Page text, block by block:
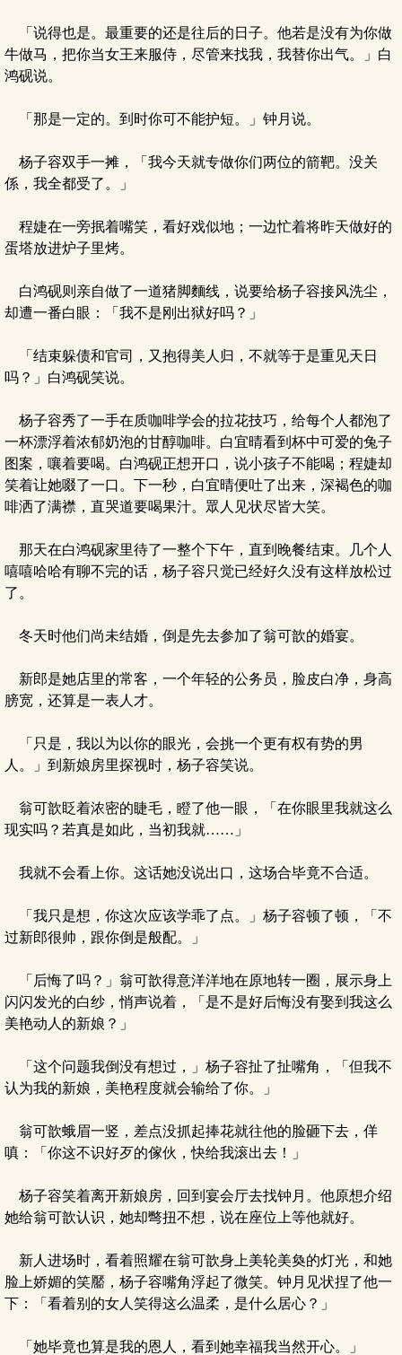
「说得也是。最重要的还是往后的日子。他若是没有为你做
牛做马，把你当女王来服侍，尽管来找我，我替你出气。」白
鸿砚说。
「那是一定的。到时你可不能护短。」钟月说。
杨子容双手一摊，「我今天就专做你们两位的箭靶。没关
係，我全都受了。」
程婕在一旁抿着嘴笑，看好戏似地；一边忙着将昨天做好的
蛋塔放进炉子里烤。
白鸿砚则亲自做了一道猪脚麵线，说要给杨子容接风洗尘，
却遭一番白眼：「我不是刚出狱好吗？」
「结束躲债和官司，又抱得美人归，不就等于是重见天日
吗？」白鸿砚笑说。
杨子容秀了一手在质咖啡学会的拉花技巧，给每个人都泡了
一杯漂浮着浓郁奶泡的甘醇咖啡。白宜晴看到杯中可爱的兔子
图案，嚷着要喝。白鸿砚正想开口，说小孩子不能喝；程婕却
笑着让她啜了一口。下一秒，白宜晴便吐了出来，深褐色的咖
啡洒了满襟，直哭道要喝果汁。眾人见状尽皆大笑。
那天在白鸿砚家里待了一整个下午，直到晚餐结束。几个人
嘻嘻哈哈有聊不完的话，杨子容只觉已经好久没有这样放松过
了。
冬天时他们尚未结婚，倒是先去参加了翁可歆的婚宴。
新郎是她店里的常客，一个年轻的公务员，脸皮白净，身高
膀宽，还算是一表人才。
「只是，我以为以你的眼光，会挑一个更有权有势的男
人。」到新娘房里探视时，杨子容笑说。
翁可歆眨着浓密的睫毛，瞪了他一眼，「在你眼里我就这么
现实吗？若真是如此，当初我就……」
我就不会看上你。这话她没说出口，这场合毕竟不合适。
「我只是想，你这次应该学乖了点。」杨子容顿了顿，「不
过新郎很帅，跟你倒是般配。」
「后悔了吗？」翁可歆得意洋洋地在原地转一圈，展示身上
闪闪发光的白纱，悄声说着，「是不是好后悔没有娶到我这么
美艳动人的新娘？」
「这个问题我倒没有想过，」杨子容扯了扯嘴角，「但我不
认为我的新娘，美艳程度就会输给了你。」
翁可歆蛾眉一竖，差点没抓起捧花就往他的脸砸下去，佯
嗔：「你这不识好歹的傢伙，快给我滚出去！」
杨子容笑着离开新娘房，回到宴会厅去找钟月。他原想介绍
她给翁可歆认识，她却彆扭不想，说在座位上等他就好。
新人进场时，看着照耀在翁可歆身上美轮美奐的灯光，和她
脸上娇媚的笑靨，杨子容嘴角浮起了微笑。钟月见状捏了他一
下：「看着别的女人笑得这么温柔，是什么居心？」
「她毕竟也算是我的恩人，看到她幸福我当然开心。」